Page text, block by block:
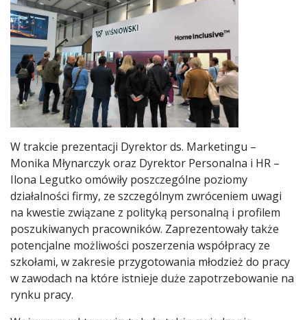
W trakcie prezentacji Dyrektor ds. Marketingu –
Monika Młynarczyk oraz Dyrektor Personalna i HR –
Ilona Legutko omówiły poszczególne poziomy
działalności firmy, ze szczególnym zwróceniem uwagi
na kwestie związane z polityką personalną i profilem
poszukiwanych pracowników. Zaprezentowały także
potencjalne możliwości poszerzenia współpracy ze
szkołami, w zakresie przygotowania młodzież do pracy
w zawodach na które istnieje duże zapotrzebowanie na
rynku pracy.